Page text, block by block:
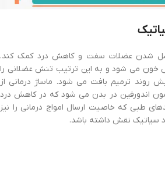
شل شدن عضلات سفت و کاهش درد کمک کند.
خون می شود و به این ترتیب تنش عضلانی را
روند ترمیم بافت می شود. ماساژ درمانی از
اندورفین در بدن می شود که در کاهش درد
طبی که خاصیت ارسال امواج درمانی را نیز
سیاتیک نقش داشته باشد.